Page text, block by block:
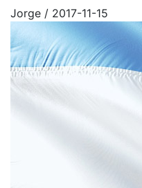
Jorge / 2017-11-15